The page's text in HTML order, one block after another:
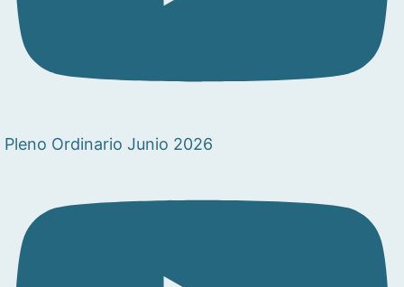
Pleno Ordinario Junio 2026